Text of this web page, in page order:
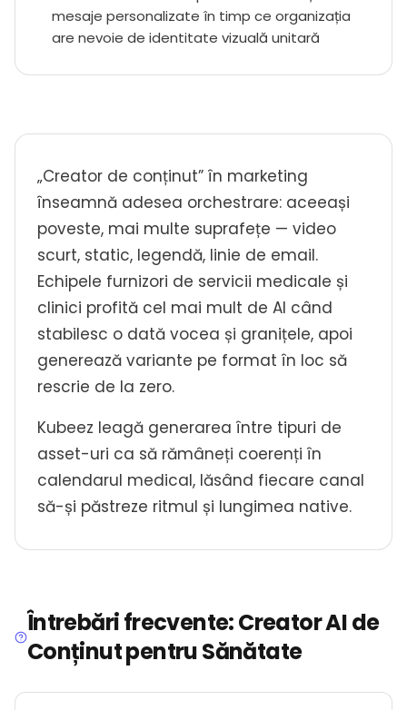
mesaje personalizate în timp ce organizația
are nevoie de identitate vizuală unitară
„Creator de conținut” în marketing
înseamnă adesea orchestrare: aceeași
poveste, mai multe suprafețe — video
scurt, static, legendă, linie de email.
Echipele furnizori de servicii medicale și
clinici profită cel mai mult de AI când
stabilesc o dată vocea și granițele, apoi
generează variante pe format în loc să
rescrie de la zero.
Kubeez leagă generarea între tipuri de
asset-uri ca să rămâneți coerenți în
calendarul medical, lăsând fiecare canal
să-și păstreze ritmul și lungimea native.
Întrebări frecvente: Creator AI de
Conținut pentru Sănătate